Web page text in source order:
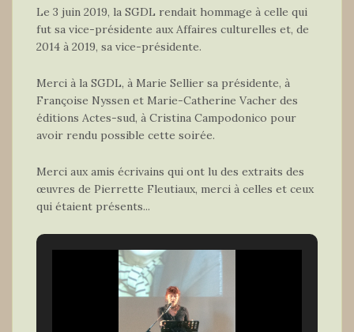
Le 3 juin 2019, la SGDL rendait hommage à celle qui
fut sa vice-présidente aux Affaires culturelles et, de
2014 à 2019, sa vice-présidente.
Merci à la SGDL, à Marie Sellier sa présidente, à
Françoise Nyssen et Marie-Catherine Vacher des
éditions Actes-sud, à Cristina Campodonico pour
avoir rendu possible cette soirée.
Merci aux amis écrivains qui ont lu des extraits des
œuvres de Pierrette Fleutiaux, merci à celles et ceux
qui étaient présents...